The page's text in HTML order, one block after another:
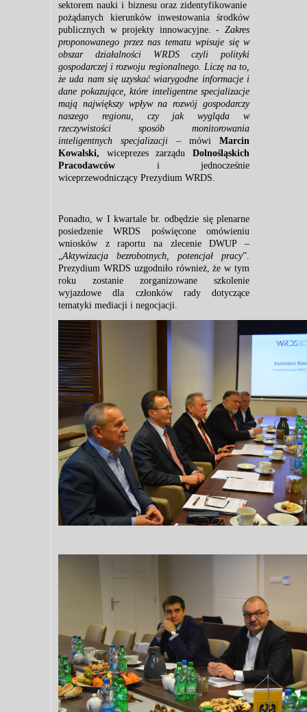
sektorem nauki i biznesu oraz zidentyfikowanie
pożądanych kierunków inwestowania środków
publicznych w projekty innowacyjne. - Zakres
proponowanego przez nas tematu wpisuje się w
obszar działalności WRDS czyli polityki
gospodarczej i rozwoju regionalnego. Liczę na to,
że uda nam się uzyskać wiarygodne informacje i
dane pokazujące, które inteligentne specjalizacje
mają największy wpływ na rozwój gospodarczy
naszego regionu, czy jak wygląda w
rzeczywistości sposób monitorowania
inteligentnych specjalizacji – mówi Marcin
Kowalski, wiceprezes zarządu Dolnośląskich
Pracodawców i jednocześnie
wiceprzewodniczący Prezydium WRDS.
Ponadto, w I kwartale br. odbędzie się plenarne
posiedzenie WRDS poświęcone omówieniu
wniosków z raportu na zlecenie DWUP –
„Aktywizacja bezrobotnych, potencjał pracy”.
Prezydium WRDS uzgodniło również, że w tym
roku zostanie zorganizowane szkolenie
wyjazdowe dla członków rady dotyczące
tematyki mediacji i negocjacji.